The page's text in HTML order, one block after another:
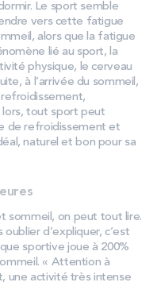
Le sport semble
vers cette fatigue
alors que la fatigue
lié au sport, la
physique, le cerveau
à l’arrivée du sommeil,
lors, tout sport peut
de refroidissement et
naturel et bon pour sa
sommeil, on peut tout lire.
d’expliquer, c’est
sportive joue à 200%
« Attention à
une activité très intense